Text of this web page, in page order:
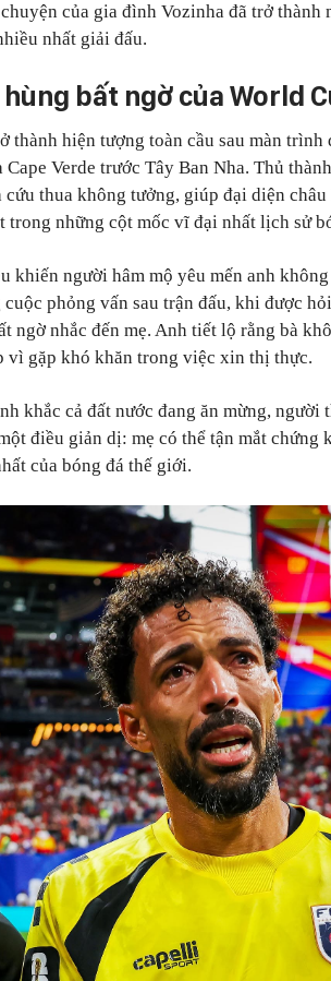
của gia đình Vozinha đã trở thành
nhất giải đấu.
bất ngờ của World
thành hiện tượng toàn cầu sau màn
Cape Verde trước Tây Ban Nha. Thủ
cứu thua không tưởng, giúp đại diện
trong những cột mốc vĩ đại nhất lịch sử
khiến người hâm mộ yêu mến anh
cuộc phỏng vấn sau trận đấu, khi được
ngờ nhắc đến mẹ. Anh tiết lộ rằng bà
vì gặp khó khăn trong việc xin thị thực.
khắc cả đất nước đang ăn mừng,
điều giản dị: mẹ có thể tận mắt chứng
của bóng đá thế giới.